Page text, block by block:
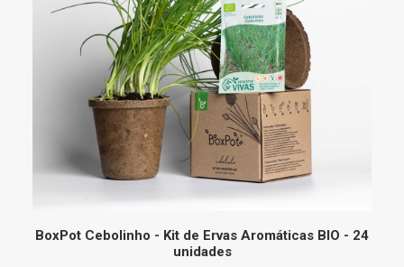
ADICIONAR
BoxPot Cebolinho - Kit de Ervas Aromáticas BIO - 24
unidades